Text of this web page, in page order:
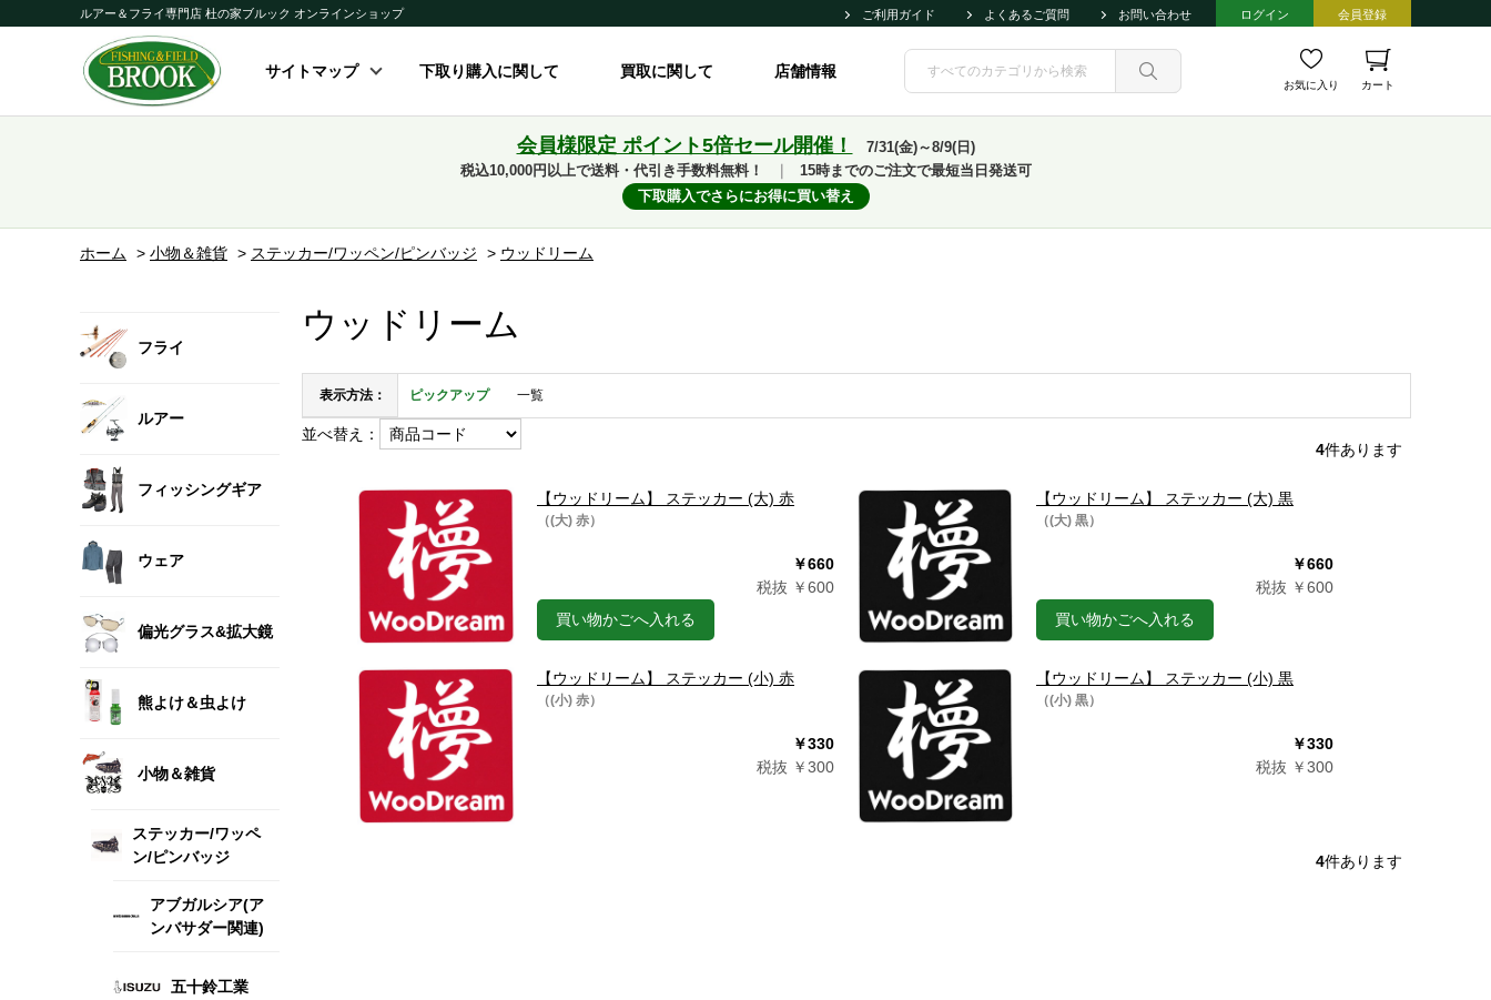
ルアー＆フライ専門店 杜の家ブルック オンラインショップ ご利用ガイド よくあるご質問 お問い合わせ ログイン 会員登録
サイトマップ 下取り購入に関して 買取に関して 店舗情報
お気に入り カート
会員様限定 ポイント5倍セール開催！
7/31(金)～8/9(日)
税込10,000円以上で送料・代引き手数料無料！
15時までのご注文で最短当日発送可
下取購入でさらにお得に買い替え
ホーム > 小物＆雑貨 > ステッカー/ワッペン/ピンバッジ > ウッドリーム
フライ
ルアー
フィッシングギア
ウェア
偏光グラス&拡大鏡
熊よけ＆虫よけ
小物＆雑貨
ステッカー/ワッペ
ン/ピンバッジ
アブガルシア(ア
ンバサダー関連)
五十鈴工業
ウッドリーム
表示方法： ピックアップ 一覧
並べ替え：
4件あります
【ウッドリーム】 ステッカー (大) 赤
（(大) 赤）
￥660
税抜 ￥600
買い物かごへ入れる
【ウッドリーム】 ステッカー (大) 黒
（(大) 黒）
￥660
税抜 ￥600
買い物かごへ入れる
【ウッドリーム】 ステッカー (小) 赤
（(小) 赤）
￥330
税抜 ￥300
【ウッドリーム】 ステッカー (小) 黒
（(小) 黒）
￥330
税抜 ￥300
4件あります